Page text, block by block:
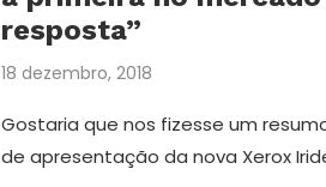
resposta”
18 dezembro, 2018
Gostaria que nos fizesse um
de apresentação da nova Xerox